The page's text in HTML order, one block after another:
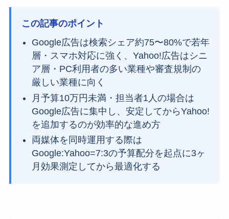
この記事のポイント
Google広告は検索シェア約75〜80%で若年
層・スマホ対応に強く、Yahoo!広告はシニ
ア層・PC利用者の多い業種や審査規制の
厳しい業種に向く
月予算10万円未満・担当者1人の場合は
Google広告に集中し、安定してからYahoo!
を追加するのが効率的な進め方
両媒体を同時運用する際は
Google:Yahoo=7:3の予算配分を起点に3ヶ
月効果測定してから最適化する